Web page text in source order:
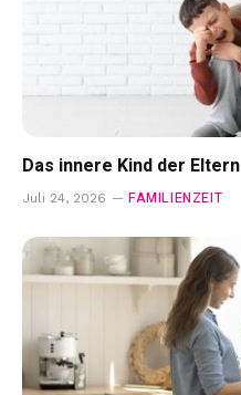
Das innere Kind der Eltern
Juli 24, 2026 FAMILIENZEIT